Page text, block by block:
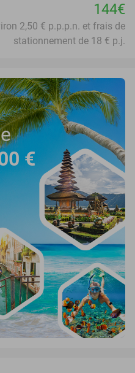
144€
2,50 € p.p.p.n. et frais de
stationnement de 18 € p.j.
€